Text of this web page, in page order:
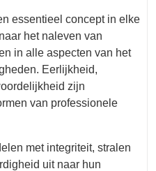
essentieel concept in elke
het naleven van
in alle aspecten van het
Eerlijkheid,
zijn
van professionele
met integriteit, stralen
uit naar hun